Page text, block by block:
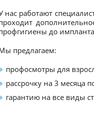
нас работают
до
предлагаем:
профосмотры для
рассрочку на 3 месяца
гарантию на все виды